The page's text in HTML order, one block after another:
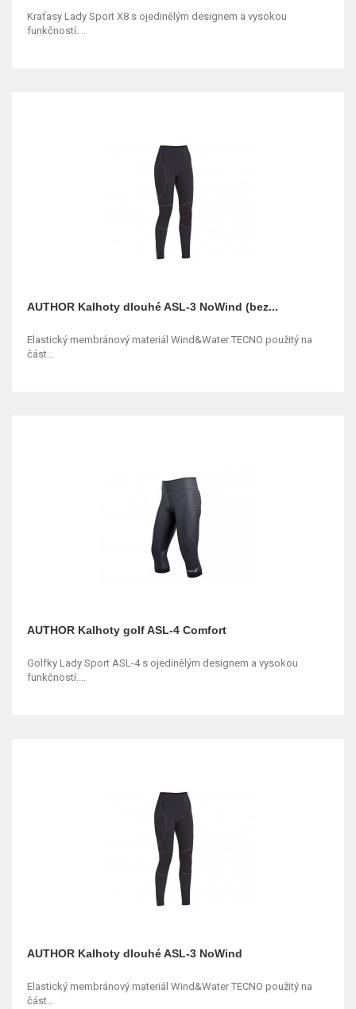
Kraťasy Lady Sport X8 s ojedinělým designem a vysokou
funkčností....
AUTHOR Kalhoty dlouhé ASL-3 NoWind (bez...
Elastický membránový materiál Wind&Water TECNO použitý na
část...
AUTHOR Kalhoty golf ASL-4 Comfort
Golfky Lady Sport ASL-4 s ojedinělým designem a vysokou
funkčností....
AUTHOR Kalhoty dlouhé ASL-3 NoWind
Elastický membránový materiál Wind&Water TECNO použitý na
část...